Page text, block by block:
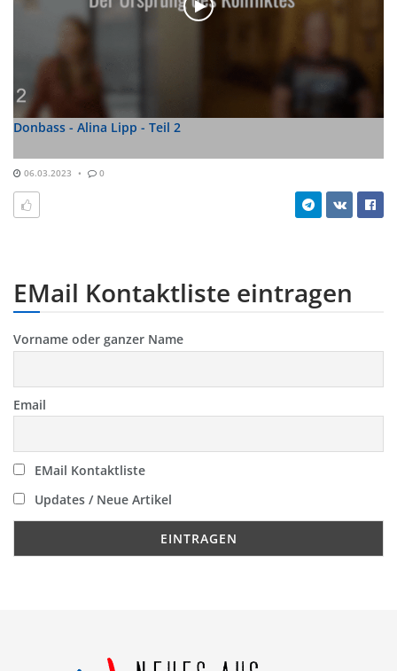
Donbass - Alina Lipp - Teil 2
06.03.2023 0
EMail Kontaktliste eintragen
Vorname oder ganzer Name
Email
EMail Kontaktliste
Updates / Neue Artikel